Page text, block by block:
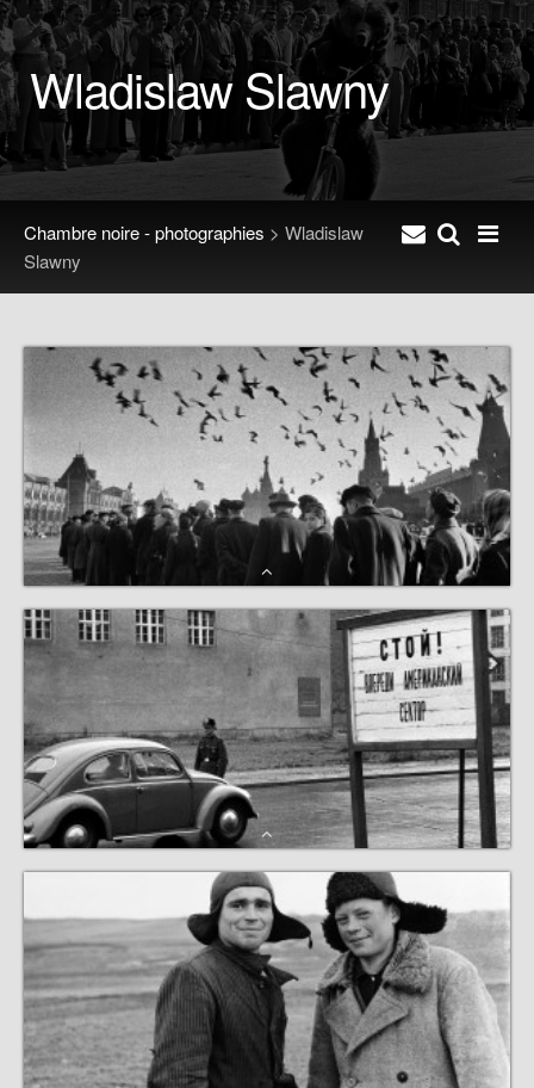
Wladislaw Slawny
Chambre noire - photographies > Wladislaw
Slawny